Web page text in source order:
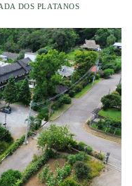
DOS PLATANOS